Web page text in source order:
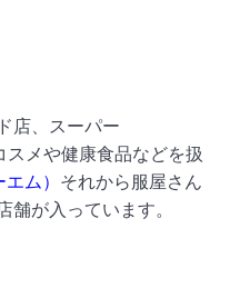
店、スーパー
スメや健康食品などを扱
ム） それから服屋さん
舗が入っています。